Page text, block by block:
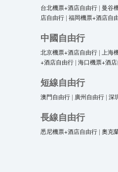
台北機票+酒店自由行 | 曼谷
店自由行 | 福岡機票+酒店自
中國自由行
北京機票+酒店自由行 | 上海
+酒店自由行 | 海口機票+酒
短線自由行
澳門自由行 | 廣州自由行 | 深
長線自由行
悉尼機票+酒店自由行 | 奧克